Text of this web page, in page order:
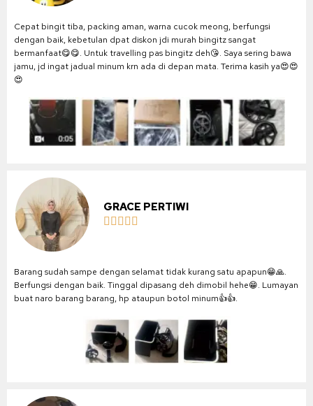
Cepat bingit tiba, packing aman, warna cucok meong, berfungsi
dengan baik, kebetulan dpat diskon jdi murah bingitz sangat
bermanfaat😋😋. Untuk travelling pas bingitz deh😘. Saya sering bawa
jamu, jd ingat jadual minum krn ada di depan mata. Terima kasih ya😍😍
😍
GRACE PERTIWI
    
Barang sudah sampe dengan selamat tidak kurang satu apapun😁🙏.
Berfungsi dengan baik. Tinggal dipasang deh dimobil hehe😁. Lumayan
buat naro barang barang, hp ataupun botol minum👍👍.